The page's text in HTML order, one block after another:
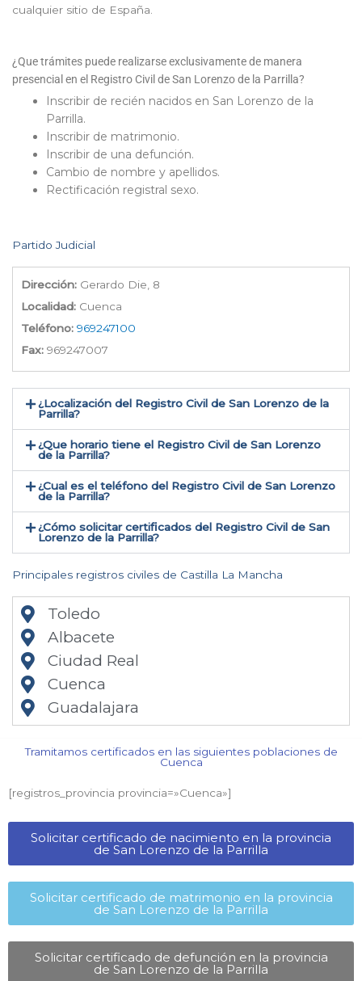
cualquier sitio de España.
¿Que trámites puede realizarse exclusivamente de manera
presencial en el Registro Civil de San Lorenzo de la Parrilla?
Inscribir de recién nacidos en San Lorenzo de la
Parrilla.
Inscribir de matrimonio.
Inscribir de una defunción.
Cambio de nombre y apellidos.
Rectificación registral sexo.
Partido Judicial
Dirección: Gerardo Die, 8
Localidad: Cuenca
Teléfono: 969247100
Fax: 969247007
¿Localización del Registro Civil de San Lorenzo de la
Parrilla​?
¿Que horario tiene el Registro Civil de San Lorenzo
de la Parrilla?
¿Cual es el teléfono del Registro Civil de San Lorenzo
de la Parrilla​?
¿Cómo solicitar certificados del Registro Civil de San
Lorenzo de la Parrilla​?
Principales registros civiles de Castilla La Mancha
Toledo
Albacete
Ciudad Real
Cuenca
Guadalajara
Tramitamos certificados en las siguientes poblaciones de
Cuenca​
[registros_provincia provincia=»Cuenca​»]
Solicitar certificado de nacimiento en la provincia
de San Lorenzo de la Parrilla​
Solicitar certificado de matrimonio en la provincia
de San Lorenzo de la Parrilla​
Solicitar certificado de defunción en la provincia
de San Lorenzo de la Parrilla​